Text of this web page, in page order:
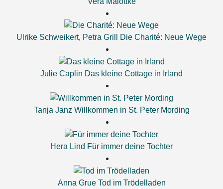
Ulrike Schweikert, Petra Grill Die Charité: Neue Wege
Julie Caplin Das kleine Cottage in Irland
Tanja Janz Willkommen in St. Peter Mording
Hera Lind Für immer deine Tochter
Anna Grue Tod im Trödelladen